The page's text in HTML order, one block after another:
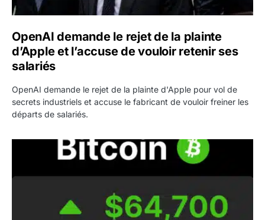
OpenAI demande le rejet de la plainte
d’Apple et l’accuse de vouloir retenir ses
salariés
OpenAI demande le rejet de la plainte d'Apple pour vol de
secrets industriels et accuse le fabricant de vouloir freiner les
départs de salariés.
Bitcoin grimpe au-dessus de 64 000 dollars avant